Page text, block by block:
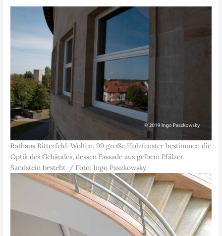
Rathaus Bitterfeld-Wolfen. 99 große Holzfenster bestimmen die
Optik des Gebäudes, dessen Fassade aus gelbem Pfälzer
Sandstein besteht. / Foto: Ingo Paszkowsky